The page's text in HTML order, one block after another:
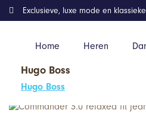
Home Heren
Exclusieve, luxe mode en
Hugo Boss
Hugo Boss
Home Kleding